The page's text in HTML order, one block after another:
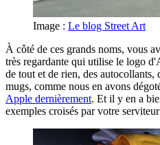
Image : Le blog Street Art
À côté de ces grands noms, vous
très regardante qui utilise le logo
de tout et de rien, des autocollants,
mugs, comme nous en avons
Apple dernièrement. Et il y en a
exemples croisés par votre